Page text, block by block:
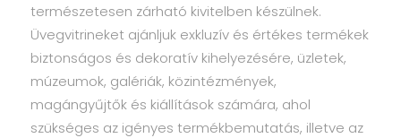
természetesen zárható kivitelben készülnek.
Üvegvitrineket ajánljuk exkluzív és értékes termékek
biztonságos és dekoratív kihelyezésére, üzletek,
múzeumok, galériák, közintézmények,
magángyűjtők és kiállítások számára, ahol
szükséges az igényes termékbemutatás, illetve az